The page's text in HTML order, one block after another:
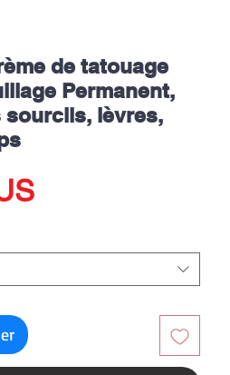
de tatouage
Permanent,
sourcils, lèvres,
Prix